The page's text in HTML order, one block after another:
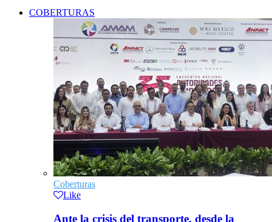
COBERTURAS
Coberturas
Like
Ante la crisis del transporte, desde la